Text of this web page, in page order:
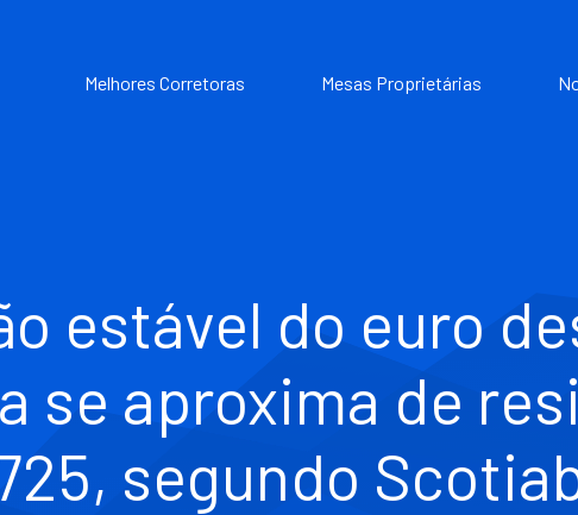
Melhores Corretoras Mesas Proprietárias
estável do euro
se aproxima de
segundo